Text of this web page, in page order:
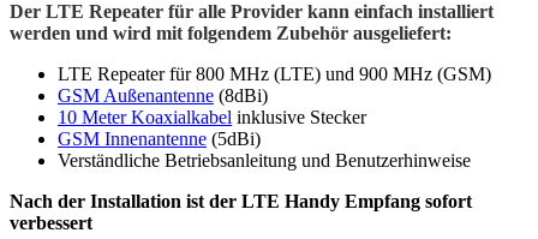
Der LTE Repeater für alle Provider kann einfach installiert
werden und wird mit folgendem Zubehör ausgeliefert:
LTE Repeater für 800 MHz (LTE) und 900 MHz (GSM)
GSM Außenantenne (8dBi)
10 Meter Koaxialkabel inklusive Stecker
GSM Innenantenne (5dBi)
Verständliche Betriebsanleitung und Benutzerhinweise
Nach der Installation ist der LTE Handy Empfang sofort
verbessert